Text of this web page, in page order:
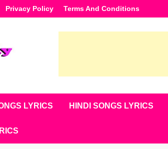
Privacy Policy Terms And Conditions
LYRICS HINDI SONGS LYRICS